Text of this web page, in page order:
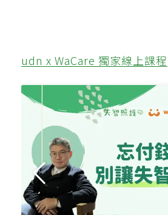
udn x WaCare 獨家線上課程